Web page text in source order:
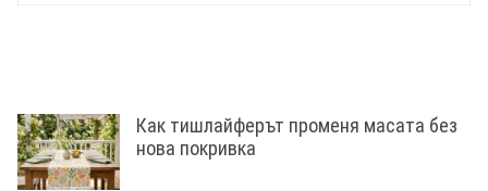
Как тишлайферът променя масата без
нова покривка